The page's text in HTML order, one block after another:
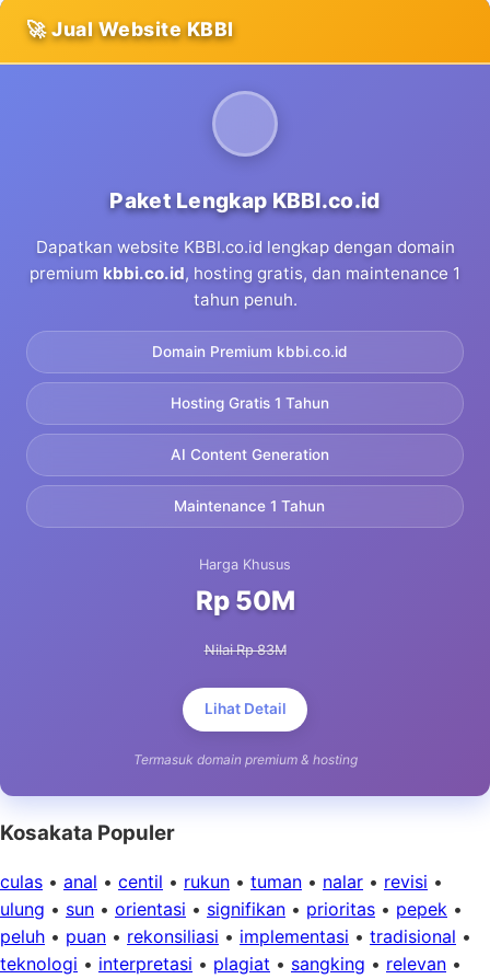
🚀 Jual Website KBBI
Paket Lengkap KBBI.co.id
Dapatkan website KBBI.co.id lengkap dengan domain
premium kbbi.co.id, hosting gratis, dan maintenance 1
tahun penuh.
Domain Premium kbbi.co.id
Hosting Gratis 1 Tahun
AI Content Generation
Maintenance 1 Tahun
Harga Khusus
Rp 50M
Nilai Rp 83M
Lihat Detail
Termasuk domain premium & hosting
Kosakata Populer
culas • anal • centil • rukun • tuman • nalar • revisi •
ulung • sun • orientasi • signifikan • prioritas • pepek •
peluh • puan • rekonsiliasi • implementasi • tradisional •
teknologi • interpretasi • plagiat • sangking • relevan •